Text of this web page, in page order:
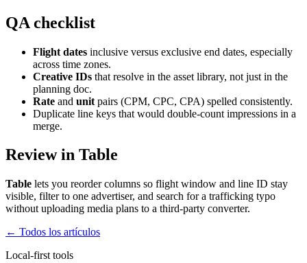
QA checklist
Flight dates inclusive versus exclusive end dates, especially
across time zones.
Creative IDs that resolve in the asset library, not just in the
planning doc.
Rate and unit pairs (CPM, CPC, CPA) spelled consistently.
Duplicate line keys that would double-count impressions in a
merge.
Review in Table
Table lets you reorder columns so flight window and line ID stay
visible, filter to one advertiser, and search for a trafficking typo
without uploading media plans to a third-party converter.
← Todos los artículos
Local-first tools